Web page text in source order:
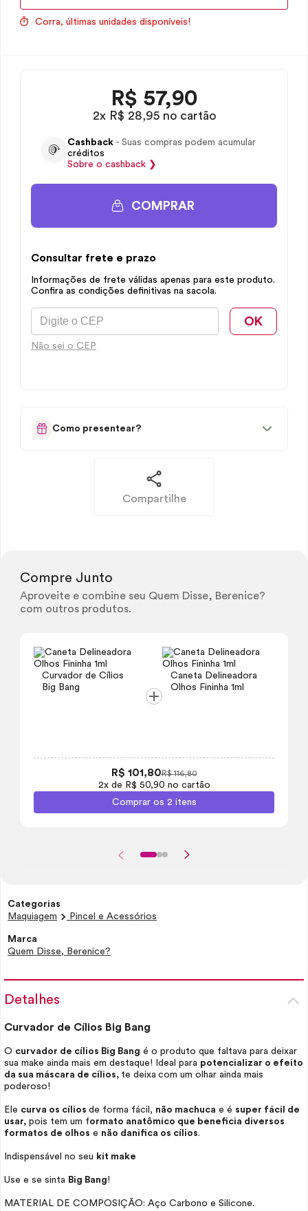
Corra, últimas unidades disponíveis!
R$ 57,90
2x R$ 28,95 no cartão
Cashback - Suas compras podem acumular
créditos
Sobre o cashback ❯
COMPRAR
Consultar frete e prazo
Informações de frete válidas apenas para este produto.
Confira as condições definitivas na sacola.
OK
Não sei o CEP
Como presentear?
Compartilhe
Compre Junto
Aproveite e combine seu Quem Disse, Berenice?
com outros produtos.
Curvador de Cílios
Big Bang
Caneta Delineadora
Olhos Fininha 1ml
R$ 116,80
R$ 101,80
2x de R$ 50,90 no cartão
Comprar os 2 itens
Categorias
Maquiagem
Pincel e Acessórios
Marca
Quem Disse, Berenice?
Detalhes
Curvador de Cílios Big Bang
O curvador de cílios Big Bang é o produto que faltava para deixar
sua make ainda mais em destaque! Ideal para potencializar o efeito
da sua máscara de cílios, te deixa com um olhar ainda mais
poderoso!
Ele curva os cílios de forma fácil, não machuca e é super fácil de
usar, pois tem um formato anatômico que beneficia diversos
formatos de olhos e não danifica os cílios.
Indispensável no seu kit make
Use e se sinta Big Bang!
MATERIAL DE COMPOSIÇÃO: Aço Carbono e Silicone.